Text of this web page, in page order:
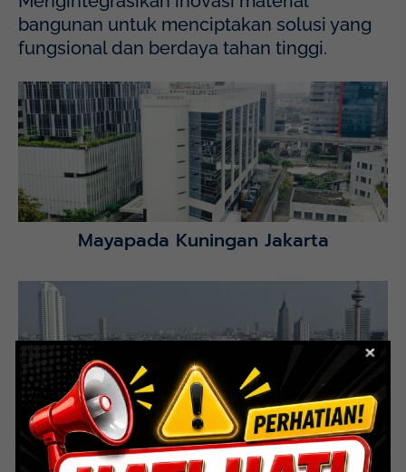
bangunan untuk menciptakan solusi yang
fungsional dan berdaya tahan tinggi.
Mayapada Hospital Kuningan (MHKN), Kuningan, Jakarta
Selatan.
Lihat Detail Proyek
Mayapada Kuningan Jakarta
Lihat Detail Proyek
Indoor Multifunction Stadium (FIBA)
Senayan